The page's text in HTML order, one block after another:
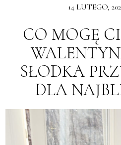
14 LUTEGO,
CO MOGĘ
SŁODKA
DLA